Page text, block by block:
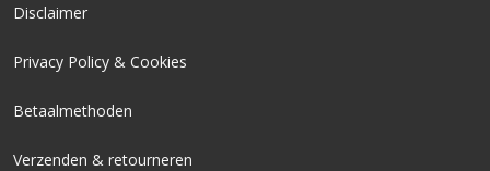
Disclaimer
Privacy Policy & Cookies
Betaalmethoden
Verzenden & retourneren